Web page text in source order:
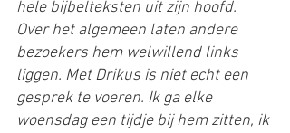
hele bijbelteksten uit zijn hoofd.
Over het algemeen laten andere
bezoekers hem welwillend links
liggen. Met Drikus is niet echt een
gesprek te voeren. Ik ga elke
woensdag een tijdje bij hem zitten, ik